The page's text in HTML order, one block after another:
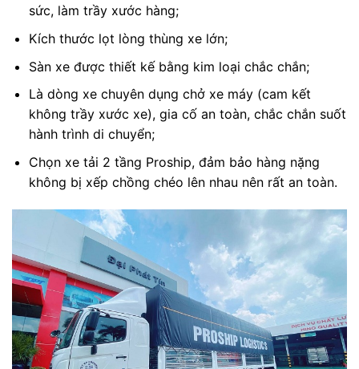
sức, làm trầy xước hàng;
Kích thước lọt lòng thùng xe lớn;
Sàn xe được thiết kế bằng kim loại chắc chắn;
Là dòng xe chuyên dụng chở xe máy (cam kết
không trầy xước xe), gia cố an toàn, chắc chắn suốt
hành trình di chuyển;
Chọn xe tải 2 tầng Proship, đảm bảo hàng nặng
không bị xếp chồng chéo lên nhau nên rất an toàn.